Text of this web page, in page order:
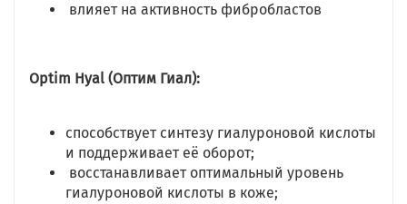
влияет на активность фибробластов
Optim Hyal (Оптим Гиал):
способствует синтезу гиалуроновой кислоты
и поддерживает её оборот;
восстанавливает оптимальный уровень
гиалуроновой кислоты в коже;